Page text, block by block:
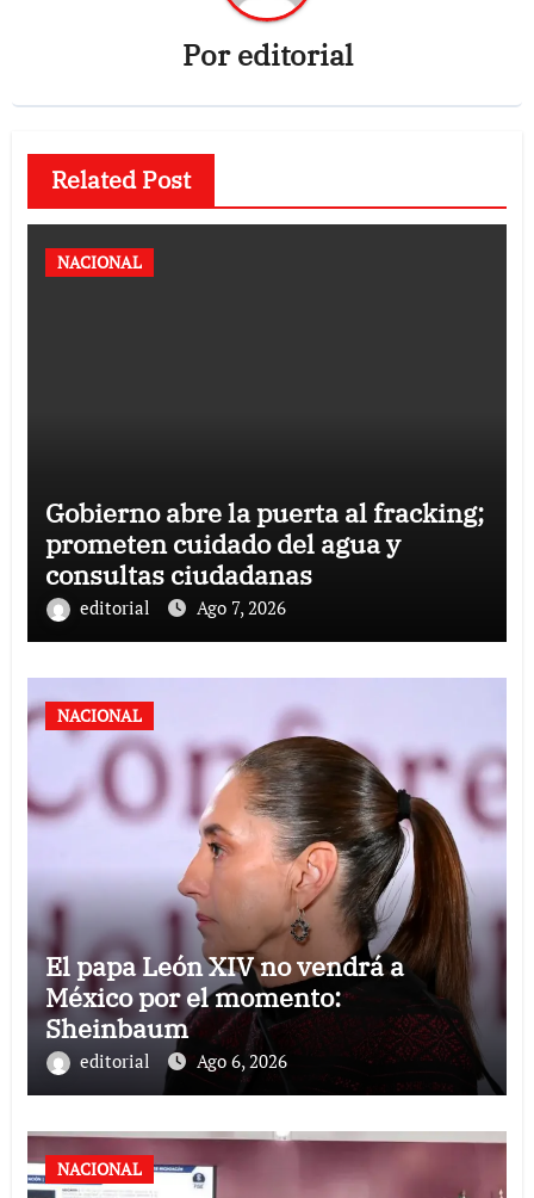
Poreditorial
Related Post
NACIONAL
Gobierno abre la puerta al fracking;
prometen cuidado del agua y
consultas ciudadanas
editorial Ago 7, 2026
NACIONAL
El papa León XIV no vendrá a
México por el momento:
Sheinbaum
editorial Ago 6, 2026
NACIONAL